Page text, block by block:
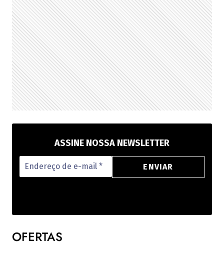
A
SUA
PARA
PRESENTEAR
OU
VENDER!
ASSINE NOSSA NEWSLETTER
OFERTAS